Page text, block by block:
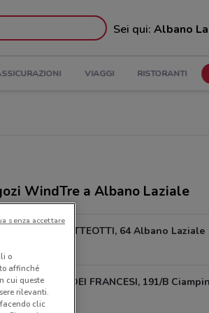
Sei qui: Albano
VIAGGI RISTORANTI
WindTre a Albano Laziale
CORSO MATTEOTTI, 64 Albano Laziale
VIA MURA DEI FRANCESI, 191/B
8.8 km
o
affinché
cui queste
rilevanti.
clic
senza accettare